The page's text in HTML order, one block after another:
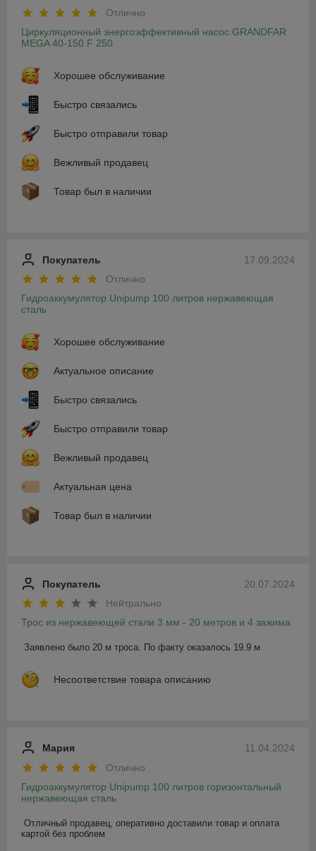
Отлично
Циркуляционный энергоэффективный насос GRANDFAR
MEGA 40-150 F 250
Хорошее обслуживание
Быстро связались
Быстро отправили товар
Вежливый продавец
Товар был в наличии
17.09.2024
Покупатель
Отлично
Гидроаккумулятор Unipump 100 литров нержавеющая
сталь
Хорошее обслуживание
Актуальное описание
Быстро связались
Быстро отправили товар
Вежливый продавец
Актуальная цена
Товар был в наличии
20.07.2024
Покупатель
Нейтрально
Трос из нержавеющей стали 3 мм - 20 метров и 4 зажима
Заявлено было 20 м троса. По факту оказалось 19.9 м
Несоответствие товара описанию
11.04.2024
Мария
Отлично
Гидроаккумулятор Unipump 100 литров горизонтальный
нержавеющая сталь
Отличный продавец, оперативно доставили товар и оплата
картой без проблем